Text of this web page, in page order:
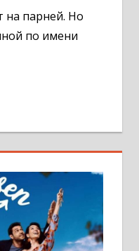
на парней. Но
по имени